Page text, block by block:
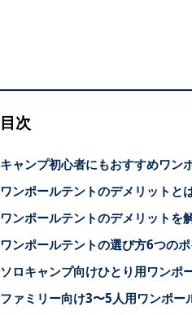
目次
キャンプ初心者にもおすすめワン
ワンポールテントのデメリットと
ワンポールテントのデメリットを
ワンポールテントの選び方6つのポ
ソロキャンプ向けひとり用ワンポ
ファミリー向け3〜5人用ワンポー